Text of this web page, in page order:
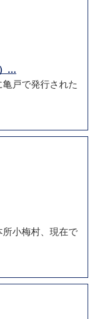
...
戸で発行された
小梅村、現在で